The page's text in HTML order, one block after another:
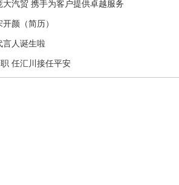
汽贸 携手为客户提供卓越服务
颜（简历）
言人诞生啦
任汇川接任平安